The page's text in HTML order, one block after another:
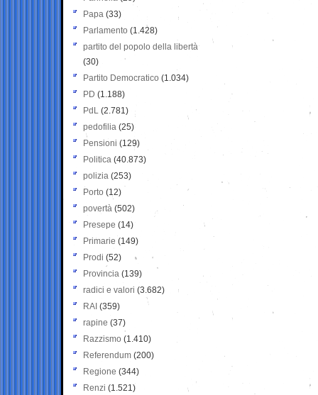
Papa (33)
Parlamento (1.428)
partito del popolo della libertà
(30)
Partito Democratico (1.034)
PD (1.188)
PdL (2.781)
pedofilia (25)
Pensioni (129)
Politica (40.873)
polizia (253)
Porto (12)
povertà (502)
Presepe (14)
Primarie (149)
Prodi (52)
Provincia (139)
radici e valori (3.682)
RAI (359)
rapine (37)
Razzismo (1.410)
Referendum (200)
Regione (344)
Renzi (1.521)